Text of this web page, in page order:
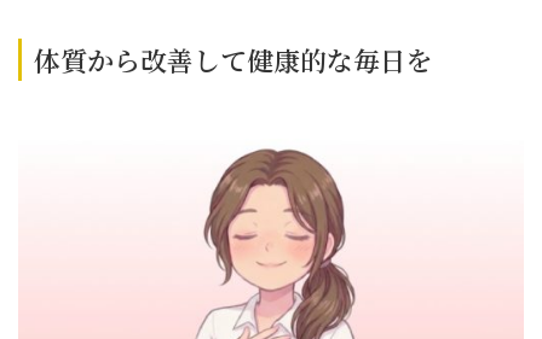
体質から改善して健康的な毎日を